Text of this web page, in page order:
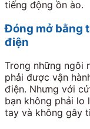
tiếng động ồn ào.
Đóng mở bằng
điện
Trong những ngôi
phải được vận
điện. Nhưng với
bạn không phải
tay và không gây